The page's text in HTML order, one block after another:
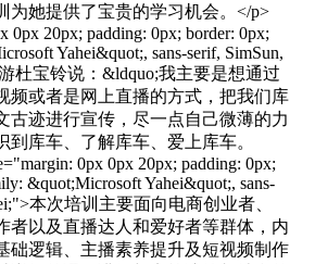
为她提供了宝贵的学习机会。</p>
0px 20px; padding: 0px; border: 0px;
Yahei&quot;, sans-serif, SimSun,
杜宝铃说：&ldquo;我主要是想通过
频或者是网上直播的方式，把我们库
古迹进行宣传，尽一点自己微薄的力
到库车、了解库车、爱上库车。
0px 0px 20px; padding: 0px;
&quot;Microsoft Yahei&quot;, sans-
本次培训主要面向电商创业者、
者以及直播达人和爱好者等群体，内
础逻辑、主播素养提升及短视频制作